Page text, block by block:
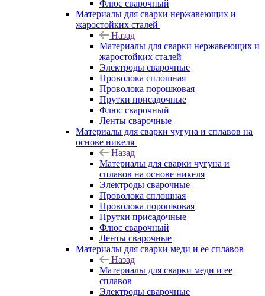
Флюс сварочный
Материалы для сварки нержавеющих и
жаростойких сталей
Назад
Материалы для сварки нержавеющих и
жаростойких сталей
Электроды сварочные
Проволока сплошная
Проволока порошковая
Прутки присадочные
Флюс сварочный
Ленты сварочные
Материалы для сварки чугуна и сплавов на
основе никеля
Назад
Материалы для сварки чугуна и
сплавов на основе никеля
Электроды сварочные
Проволока сплошная
Проволока порошковая
Прутки присадочные
Флюс сварочный
Ленты сварочные
Материалы для сварки меди и ее сплавов
Назад
Материалы для сварки меди и ее
сплавов
Электроды сварочные